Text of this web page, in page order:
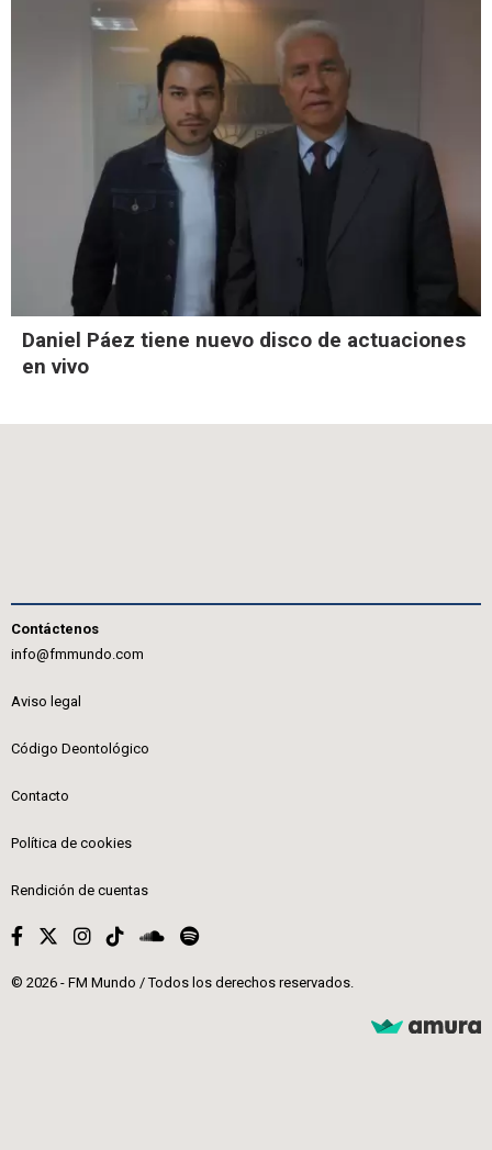
Daniel Páez tiene nuevo disco de actuaciones
en vivo
Contáctenos
info@fmmundo.com
Aviso legal
Código Deontológico
Contacto
Política de cookies
Rendición de cuentas
© 2026 - FM Mundo / Todos los derechos reservados.